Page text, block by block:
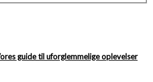
guide til uforglemmelige oplevelser